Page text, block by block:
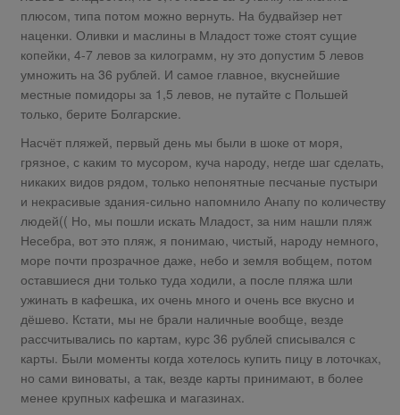
плюсом, типа потом можно вернуть. На будвайзер нет
наценки. Оливки и маслины в Младост тоже стоят сущие
копейки, 4-7 левов за килограмм, ну это допустим 5 левов
умножить на 36 рублей. И самое главное, вкуснейшие
местные помидоры за 1,5 левов, не путайте с Польшей
только, берите Болгарские.
Насчёт пляжей, первый день мы были в шоке от моря,
грязное, с каким то мусором, куча народу, негде шаг сделать,
никаких видов рядом, только непонятные песчаные пустыри
и некрасивые здания-сильно напомнило Анапу по количеству
людей(( Но, мы пошли искать Младост, за ним нашли пляж
Несебра, вот это пляж, я понимаю, чистый, народу немного,
море почти прозрачное даже, небо и земля вобщем, потом
оставшиеся дни только туда ходили, а после пляжа шли
ужинать в кафешка, их очень много и очень все вкусно и
дёшево. Кстати, мы не брали наличные вообще, везде
рассчитывались по картам, курс 36 рублей списывался с
карты. Были моменты когда хотелось купить пицу в лоточках,
но сами виноваты, а так, везде карты принимают, в более
менее крупных кафешка и магазинах.